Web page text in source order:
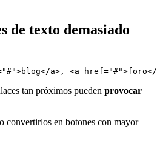
de texto demasiado
tan próximos pueden provocar
convertirlos en botones con mayor